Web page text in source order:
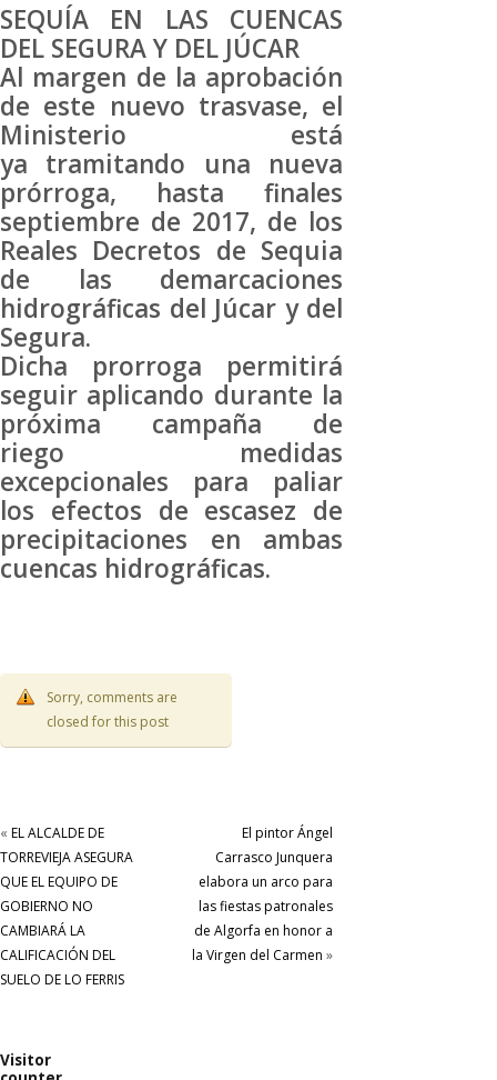
SEQUÍA EN LAS CUENCAS
DEL SEGURA Y DEL JÚCAR
Al margen de la aprobación
de este nuevo trasvase, el
Ministerio está
ya tramitando una nueva
prórroga, hasta finales
septiembre de 2017, de los
Reales Decretos de Sequia
de las demarcaciones
hidrográficas del Júcar y del
Segura.
Dicha prorroga permitirá
seguir aplicando durante la
próxima campaña de
riego medidas
excepcionales para paliar
los efectos de escasez de
precipitaciones en ambas
cuencas hidrográficas.
Sorry, comments are
closed for this post
« EL ALCALDE DE
TORREVIEJA ASEGURA
QUE EL EQUIPO DE
GOBIERNO NO
CAMBIARÁ LA
CALIFICACIÓN DEL
SUELO DE LO FERRIS
El pintor Ángel
Carrasco Junquera
elabora un arco para
las fiestas patronales
de Algorfa en honor a
la Virgen del Carmen »
Visitor